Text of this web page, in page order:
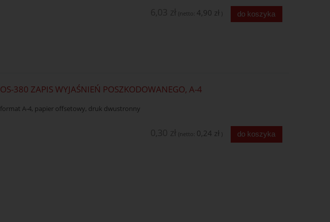
(netto: 4,90 zł ) do koszyka
OS-380 ZAPIS WYJAŚNIEŃ POSZKODOWANEGO, A-4
format A-4, papier offsetowy, druk dwustronny
(netto: 0,24 zł ) do koszyka